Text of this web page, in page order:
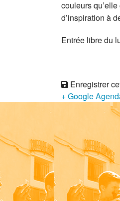
couleurs
d’inspiration à
Entrée libre du
Enregistrer
+ Google